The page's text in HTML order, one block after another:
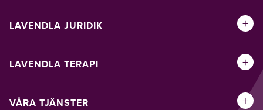
LAVENDLA JURIDIK +
LAVENDLA TERAPI +
VÅRA TJÄNSTER +